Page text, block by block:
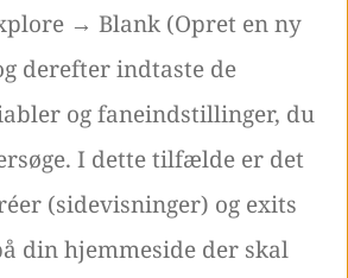
→ Blank (Opret en ny
derefter indtaste de
og faneindstillinger, du
I dette tilfælde er det
(sidevisninger) og exits
din hjemmeside der skal